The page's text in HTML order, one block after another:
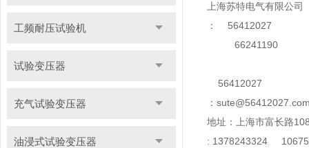
工频耐压试验机
试验变压器
充气试验变压器
油浸式试验变压器
上海苏特电气有限公司
：
56412027
66241190
56412027
：
地址：上海市富长路
: 1378243324